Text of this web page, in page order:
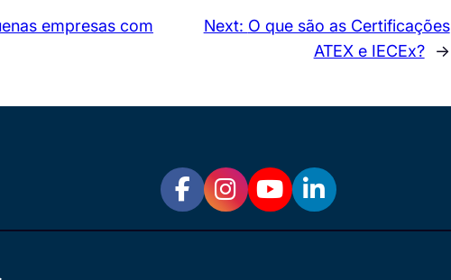
empresas com
Next: O que são as Certificações
ATEX e IECEx?
→